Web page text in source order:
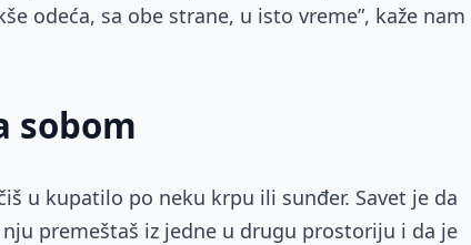
odeća, sa obe strane, u isto vreme”, kaže nam
sobom
u kupatilo po neku krpu ili sunđer. Savet je da
premeštaš iz jedne u drugu prostoriju i da je